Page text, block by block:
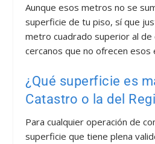
Aunque esos metros no se
superficie de tu piso, sí que
metro cuadrado superior al
cercanos que no ofrecen esos
¿Qué superficie es
Catastro o la del
Para cualquier operación de
superficie que tiene plena